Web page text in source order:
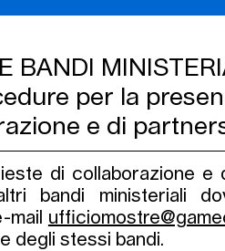
BANDI
per la
e di
di collaborazione e
bandi ministeriali
mail
degli stessi bandi.